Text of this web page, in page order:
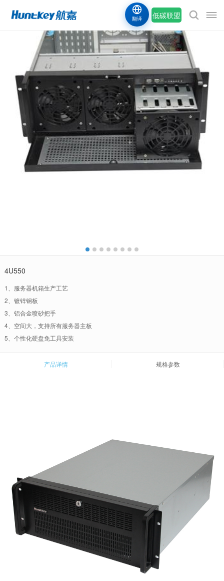
低碳联盟
翻译
4U550
1、服务器机箱生产工艺
2、镀锌钢板
3、铝合金喷砂把手
4、空间大，支持所有服务器主板
5、个性化硬盘免工具安装
产品详情 规格参数